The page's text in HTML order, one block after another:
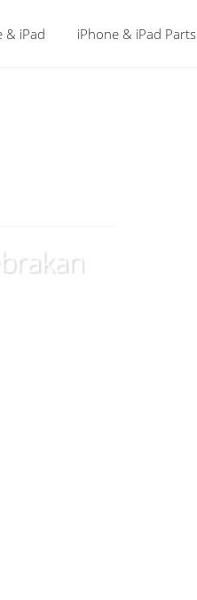
& iPad iPhone & iPad Parts